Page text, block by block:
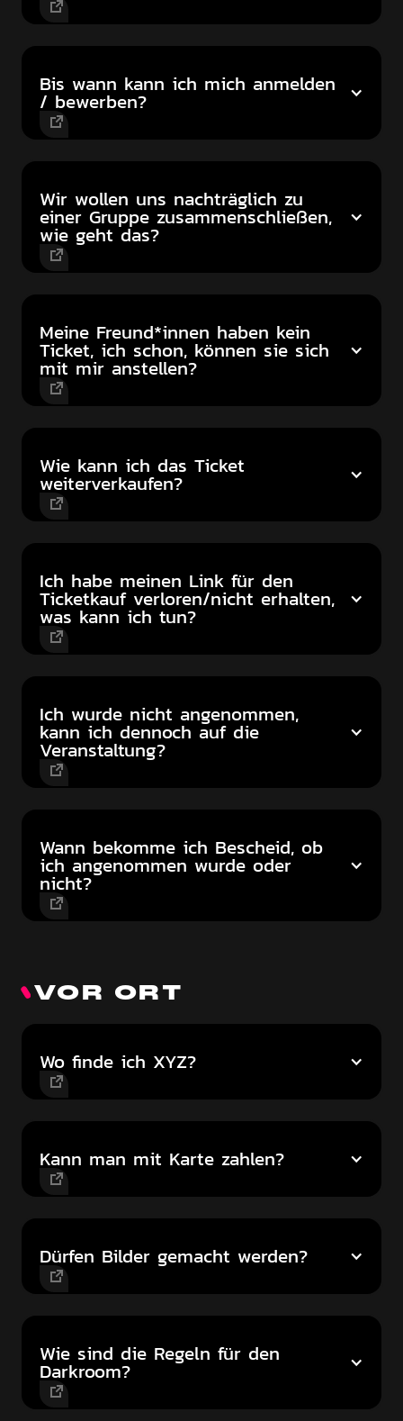
Bis wann kann ich mich anmelden
/ bewerben?
Wir wollen uns nachträglich zu
einer Gruppe zusammenschließen,
wie geht das?
Meine Freund*innen haben kein
Ticket, ich schon, können sie sich
mit mir anstellen?
Wie kann ich das Ticket
weiterverkaufen?
Ich habe meinen Link für den
Ticketkauf verloren/nicht erhalten,
was kann ich tun?
Ich wurde nicht angenommen,
kann ich dennoch auf die
Veranstaltung?
Wann bekomme ich Bescheid, ob
ich angenommen wurde oder
nicht?
VOR ORT
Wo finde ich XYZ?
Kann man mit Karte zahlen?
Dürfen Bilder gemacht werden?
Wie sind die Regeln für den
Darkroom?